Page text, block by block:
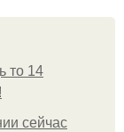
то 14
сейчас